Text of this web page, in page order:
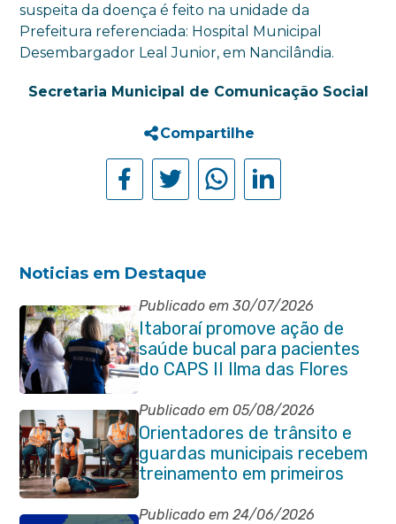
suspeita da doença é feito na unidade da
Prefeitura referenciada: Hospital Municipal
Desembargador Leal Junior, em Nancilândia.
Secretaria Municipal de Comunicação Social
Compartilhe
Noticias em Destaque
Publicado em 30/07/2026
Itaboraí promove ação de
saúde bucal para pacientes
do CAPS II Ilma das Flores
Publicado em 05/08/2026
Orientadores de trânsito e
guardas municipais recebem
treinamento em primeiros
socorros em Itaboraí
Publicado em 24/06/2026